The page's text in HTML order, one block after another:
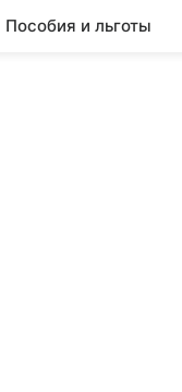
Пособия и льготы